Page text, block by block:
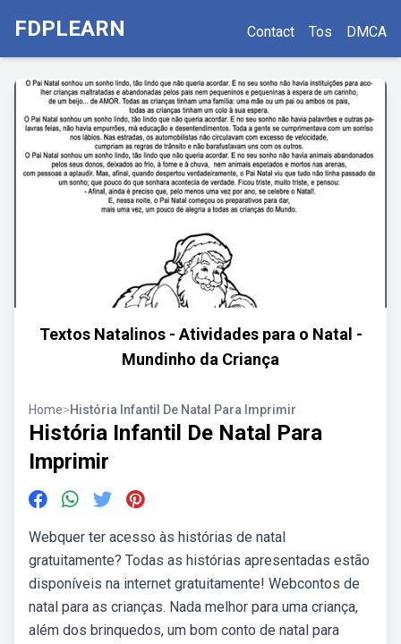
FDPLEARN Contact Tos DMCA
Textos Natalinos - Atividades para o Natal -
Mundinho da Criança
Home>História Infantil De Natal Para Imprimir
História Infantil De Natal Para
Imprimir
Webquer ter acesso às histórias de natal
gratuitamente? Todas as histórias apresentadas estão
disponíveis na internet gratuitamente! Webcontos de
natal para as crianças. Nada melhor para uma criança,
além dos brinquedos, um bom conto de natal para